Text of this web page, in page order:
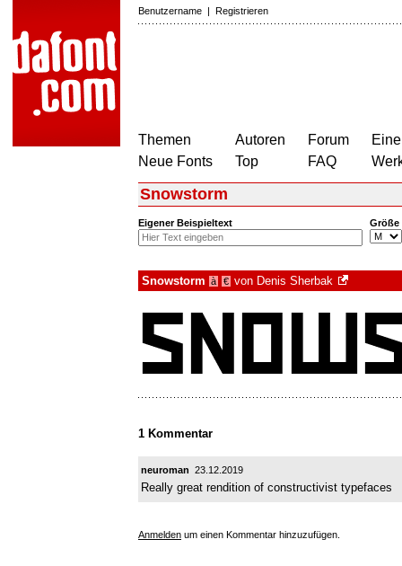
Benutzername | Registrieren
Themen
Neue Fonts
Autoren
Top
Forum
FAQ
Snowstorm
Eigener Beispieltext Größe
Snowstorm à € von Denis Sherbak
1 Kommentar
neuroman 23.12.2019
Really great rendition of constructivist typefaces
Anmelden um einen Kommentar hinzuzufügen.